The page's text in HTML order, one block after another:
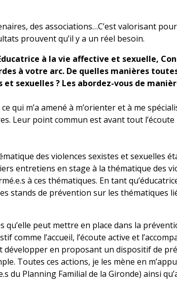
des associations…C’est valorisant
prouvent qu’il y a un réel besoin.
à la vie affective et sexuelle,
à votre arc. De quelles manières
sexuelles ? Les abordez-vous de
qui m’a amené à m’orienter et à me
Leur point commun est avant tout
des violences sexistes et sexuelles
entretiens en stage à la thématique des
à ces thématiques. En tant
stands de prévention sur les thématiques
qu’elle peut mettre en place dans la
comme l’accueil, l’écoute active et
développer en proposant un dispositif de
Toutes ces actions, je les mène en
du Planning Familial de la Gironde) ainsi